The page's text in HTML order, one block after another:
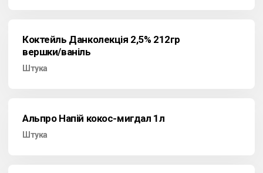
Коктейль Данколекція 2,5% 212гр
вершки/ваніль
Штука
Альпро Напій кокос-мигдал 1л
Штука